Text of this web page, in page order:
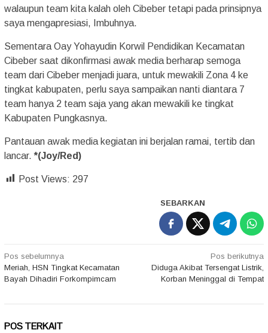
walaupun team kita kalah oleh Cibeber tetapi pada prinsipnya
saya mengapresiasi, Imbuhnya.
Sementara Oay Yohayudin Korwil Pendidikan Kecamatan
Cibeber saat dikonfirmasi awak media berharap semoga
team dari Cibeber menjadi juara, untuk mewakili Zona 4 ke
tingkat kabupaten, perlu saya sampaikan nanti diantara 7
team hanya 2 team saja yang akan mewakili ke tingkat
Kabupaten Pungkasnya.
Pantauan awak media kegiatan ini berjalan ramai, tertib dan
lancar. *(Joy/Red)
Post Views: 297
SEBARKAN
Navigasi
pos
Pos sebelumnya
Meriah, HSN Tingkat Kecamatan
Bayah Dihadiri Forkompimcam
Pos berikutnya
Diduga Akibat Tersengat Listrik,
Korban Meninggal di Tempat
POS TERKAIT